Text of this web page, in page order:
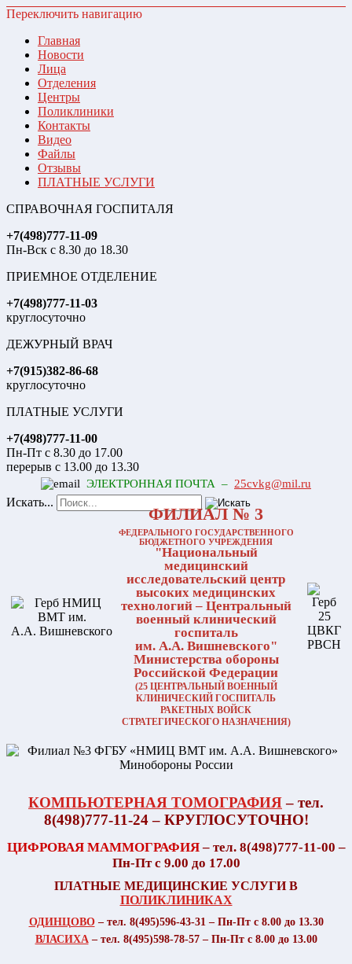
Переключить навигацию
Главная
Новости
Лица
Отделения
Центры
Поликлиники
Контакты
Видео
Файлы
Отзывы
ПЛАТНЫЕ УСЛУГИ
СПРАВОЧНАЯ ГОСПИТАЛЯ
+7(498)777-11-09
Пн-Вск с 8.30 до 18.30
ПРИЕМНОЕ ОТДЕЛЕНИЕ
+7(498)777-11-03
круглосуточно
ДЕЖУРНЫЙ ВРАЧ
+7(915)382-86-68
круглосуточно
ПЛАТНЫЕ УСЛУГИ
+7(498)777-11-00
Пн-Пт с 8.30 до 17.00
перерыв с 13.00 до 13.30
ЭЛЕКТРОННАЯ ПОЧТА – 25cvkg@mil.ru
Искать...
ФИЛИАЛ № 3
ФЕДЕРАЛЬНОГО ГОСУДАРСТВЕННОГО
БЮДЖЕТНОГО УЧРЕЖДЕНИЯ
"Национальный
медицинский
исследовательский центр
высоких медицинских
технологий – Центральный
военный клинический
госпиталь
им. А.А. Вишневского"
Министерства обороны
Российской Федерации
(25 ЦЕНТРАЛЬНЫЙ ВОЕННЫЙ
КЛИНИЧЕСКИЙ ГОСПИТАЛЬ
РАКЕТНЫХ ВОЙСК
СТРАТЕГИЧЕСКОГО НАЗНАЧЕНИЯ)
КОМПЬЮТЕРНАЯ ТОМОГРАФИЯ– тел.
8(498)777-11-24 – КРУГЛОСУТОЧНО!
ЦИФРОВАЯ МАММОГРАФИЯ– тел. 8(498)777-11-00 –
Пн-Пт с 9.00 до 17.00
ПЛАТНЫЕ МЕДИЦИНСКИЕ УСЛУГИ В
ПОЛИКЛИНИКАХ
ОДИНЦОВО– тел. 8(495)596-43-31 – Пн-Пт с 8.00 до 13.30
ВЛАСИХА– тел. 8(495)598-78-57 – Пн-Пт с 8.00 до 13.00